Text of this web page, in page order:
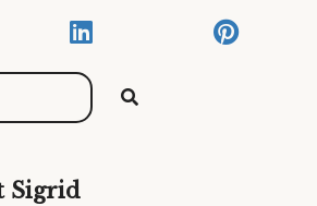
Sigrid